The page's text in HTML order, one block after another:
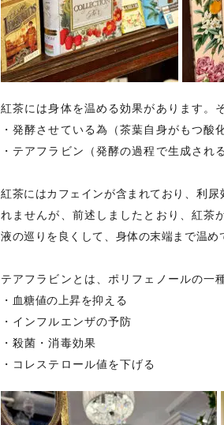
紅茶には身体を温める効果があります。
・発酵させている為（茶葉自身がもつ酸
・テアフラビン（発酵の過程で生成され
紅茶にはカフェインが含まれており、 利尿
れませんが、前述しましたとおり、紅茶
液の巡りを良くして、身体の末端まで温め
テアフラビンとは、ポリフェノールの一
・血糖値の上昇を抑える
・インフルエンザの予防
・殺菌・消毒効果
・コレステロール値を下げる